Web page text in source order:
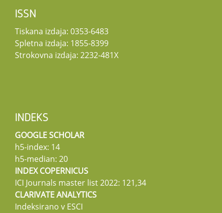
ISSN
Tiskana izdaja: 0353-6483
Spletna izdaja: 1855-8399
Strokovna izdaja: 2232-481X
INDEKS
GOOGLE SCHOLAR
h5-index: 14
h5-median: 20
INDEX COPERNICUS
ICI Journals master list 2022: 121,34
CLARIVATE ANALYTICS
Indeksirano v ESCI